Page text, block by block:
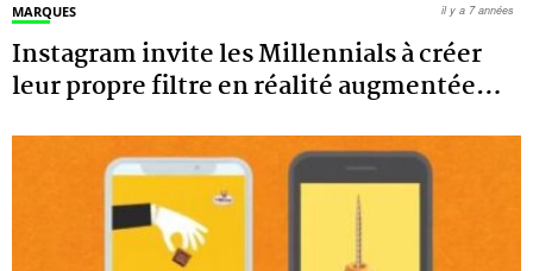
MARQUES
Instagram invite les Millennials à créer
leur propre filtre en réalité augmentée…
il y a 7 années